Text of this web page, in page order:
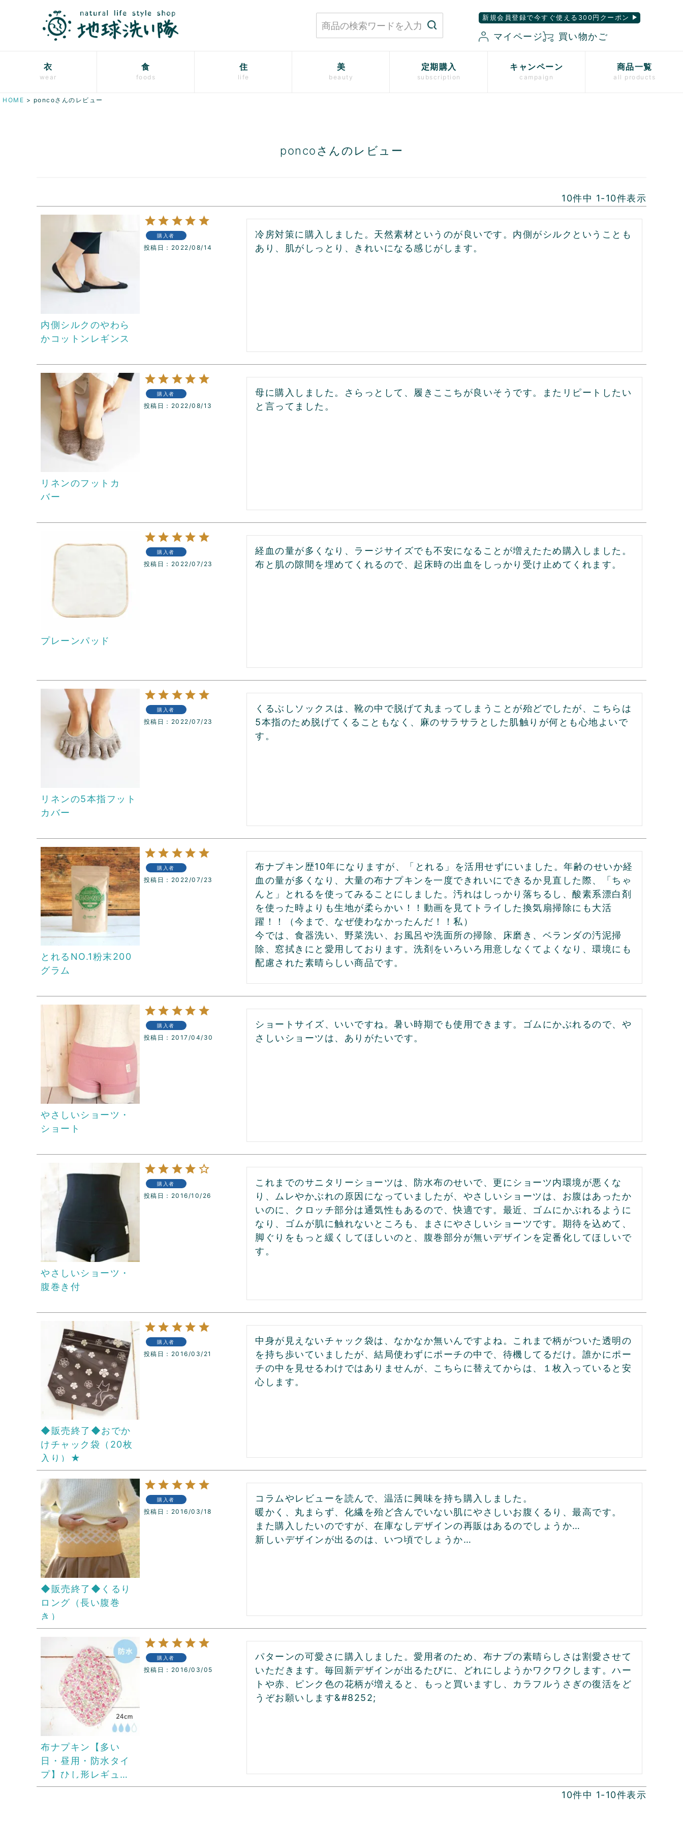
新規会員登録で今すぐ使える300円クーポン
マイページ 買い物かご
衣
wear
食
foods
住
life
美
beauty
定期購入
subscription
キャンペーン
campaign
商品一覧
all products
HOME poncoさんのレビュー
poncoさんのレビュー
10件中 1-10件表示
内側シルクのやわら
かコットンレギンス
購入者
投稿日 2022/08/14
冷房対策に購入しました。天然素材というのが良いです。内側がシルクということも
あり、肌がしっとり、きれいになる感じがします。
リネンのフットカ
バー
購入者
投稿日 2022/08/13
母に購入しました。さらっとして、履きここちが良いそうです。またリピートしたい
と言ってました。
プレーンパッド
購入者
投稿日 2022/07/23
経血の量が多くなり、ラージサイズでも不安になることが増えたため購入しました。
布と肌の隙間を埋めてくれるので、起床時の出血をしっかり受け止めてくれます。
リネンの5本指フット
カバー
購入者
投稿日 2022/07/23
くるぶしソックスは、靴の中で脱げて丸まってしまうことが殆どでしたが、こちらは
5本指のため脱げてくることもなく、麻のサラサラとした肌触りが何とも心地よいで
す。
とれるNO.1粉末200
グラム
購入者
投稿日 2022/07/23
布ナプキン歴10年になりますが、「とれる」を活用せずにいました。年齢のせいか経
血の量が多くなり、大量の布ナプキンを一度できれいにできるか見直した際、「ちゃ
んと」とれるを使ってみることにしました。汚れはしっかり落ちるし、酸素系漂白剤
を使った時よりも生地が柔らかい！！動画を見てトライした換気扇掃除にも大活
躍！！（今まで、なぜ使わなかったんだ！！私）
今では、食器洗い、野菜洗い、お風呂や洗面所の掃除、床磨き、ベランダの汚泥掃
除、窓拭きにと愛用しております。洗剤をいろいろ用意しなくてよくなり、環境にも
配慮された素晴らしい商品です。
やさしいショーツ・
ショート
購入者
投稿日 2017/04/30
ショートサイズ、いいですね。暑い時期でも使用できます。ゴムにかぶれるので、や
さしいショーツは、ありがたいです。
やさしいショーツ・
腹巻き付
購入者
投稿日 2016/10/26
これまでのサニタリーショーツは、防水布のせいで、更にショーツ内環境が悪くな
り、ムレやかぶれの原因になっていましたが、やさしいショーツは、お腹はあったか
いのに、クロッチ部分は通気性もあるので、快適です。最近、ゴムにかぶれるように
なり、ゴムが肌に触れないところも、まさにやさしいショーツです。期待を込めて、
脚ぐりをもっと緩くしてほしいのと、腹巻部分が無いデザインを定番化してほしいで
す。
◆販売終了◆おでか
けチャック袋（20枚
入り）★
購入者
投稿日 2016/03/21
中身が見えないチャック袋は、なかなか無いんですよね。これまで柄がついた透明の
を持ち歩いていましたが、結局使わずにポーチの中で、待機してるだけ。誰かにポー
チの中を見せるわけではありませんが、こちらに替えてからは、１枚入っていると安
心します。
◆販売終了◆くるり
ロング（長い腹巻
き）
購入者
投稿日 2016/03/18
コラムやレビューを読んで、温活に興味を持ち購入しました。
暖かく、丸まらず、化繊を殆ど含んでいない肌にやさしいお腹くるり、最高です。
また購入したいのですが、在庫なしデザインの再販はあるのでしょうか…
新しいデザインが出るのは、いつ頃でしょうか…
布ナプキン【多い
日・昼用・防水タイ
プ】ひし形レギュ
ラー
購入者
投稿日 2016/03/05
パターンの可愛さに購入しました。愛用者のため、布ナプの素晴らしさは割愛させて
いただきます。毎回新デザインが出るたびに、どれにしようかワクワクします。ハー
トや赤、ピンク色の花柄が増えると、もっと買いますし、カラフルうさぎの復活をど
うぞお願いします&#8252;
10件中 1-10件表示